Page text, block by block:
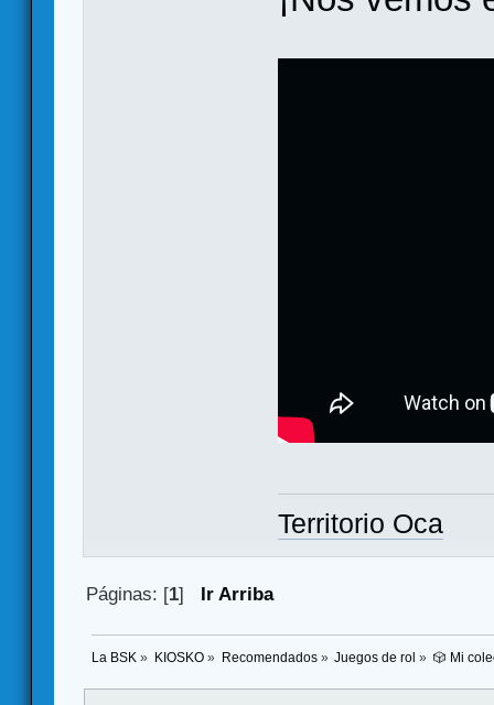
Territorio Oca
Páginas: [1] Ir Arriba
La BSK » KIOSKO» Recomendados» Juegos de rol » 🎲 Mi